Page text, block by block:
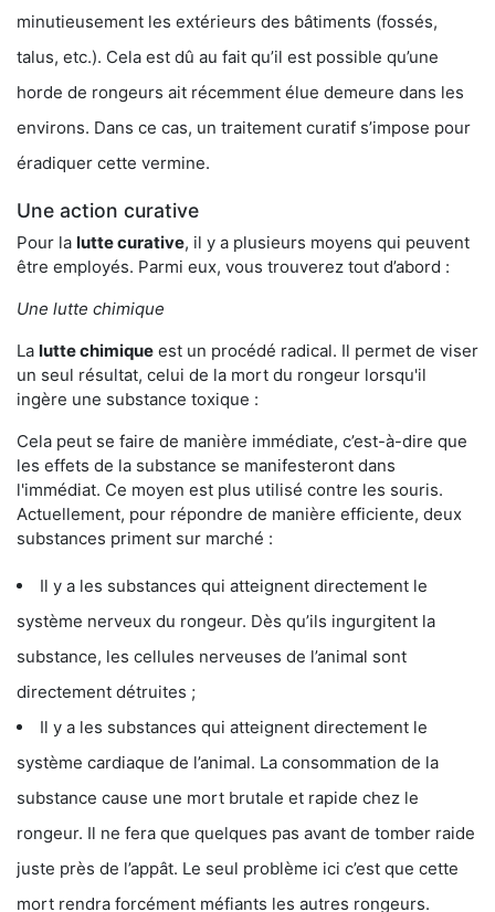
minutieusement les extérieurs des bâtiments (fossés,
talus, etc.). Cela est dû au fait qu’il est possible qu’une
horde de rongeurs ait récemment élue demeure dans les
environs. Dans ce cas, un traitement curatif s’impose pour
éradiquer cette vermine.
Une action curative
Pour la lutte curative, il y a plusieurs moyens qui peuvent
être employés. Parmi eux, vous trouverez tout d’abord :
Une lutte chimique
La lutte chimique est un procédé radical. Il permet de viser
un seul résultat, celui de la mort du rongeur lorsqu'il
ingère une substance toxique :
Cela peut se faire de manière immédiate, c’est-à-dire que
les effets de la substance se manifesteront dans
l'immédiat. Ce moyen est plus utilisé contre les souris.
Actuellement, pour répondre de manière efficiente, deux
substances priment sur marché :
Il y a les substances qui atteignent directement le
système nerveux du rongeur. Dès qu’ils ingurgitent la
substance, les cellules nerveuses de l’animal sont
directement détruites ;
Il y a les substances qui atteignent directement le
système cardiaque de l’animal. La consommation de la
substance cause une mort brutale et rapide chez le
rongeur. Il ne fera que quelques pas avant de tomber raide
juste près de l’appât. Le seul problème ici c’est que cette
mort rendra forcément méfiants les autres rongeurs.